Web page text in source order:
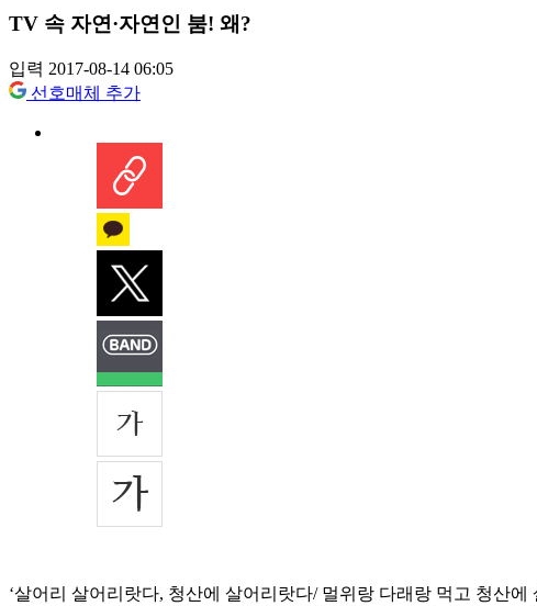
TV 속 자연·자연인 붐! 왜?
입력 2017-08-14 06:05
선호매체 추가
‘살어리 살어리랏다, 청산에 살어리랏다/ 멀위랑 다래랑 먹고 청산